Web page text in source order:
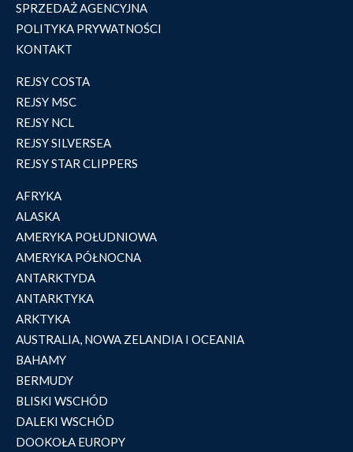
SPRZEDAŻ AGENCYJNA
POLITYKA PRYWATNOŚCI
KONTAKT
REJSY COSTA
REJSY MSC
REJSY NCL
REJSY SILVERSEA
REJSY STAR CLIPPERS
AFRYKA
ALASKA
AMERYKA POŁUDNIOWA
AMERYKA PÓŁNOCNA
ANTARKTYDA
ANTARKTYKA
ARKTYKA
AUSTRALIA, NOWA ZELANDIA I OCEANIA
BAHAMY
BERMUDY
BLISKI WSCHÓD
DALEKI WSCHÓD
DOOKOŁA EUROPY